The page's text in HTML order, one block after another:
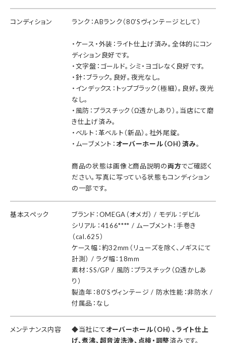
コンディション ランク：ABランク（80'Sヴィンテージとして）
・ケース・外装：ライト仕上げ済み。全体的にコン
ディション良好です。
・文字盤：ゴールド。シミ・ヨゴレなく良好です。
・針：ブラック。良好。夜光なし。
・インデックス：トップブラック（極細）。良好。夜光
なし。
・風防：プラスチック（Ω透かしあり）。当店にて磨
き仕上げ済み。
・ベルト：革ベルト（新品）。社外尾錠。
・ムーブメント： オーバーホール（OH）済み。
商品の状態は画像と商品説明の両方でご確認く
ださい。写真に写っている状態もコンディション
の一部です。
基本スペック
ブランド：OMEGA（オメガ） / モデル：デビル
シリアル：4166**** / ムーブメント：手巻き
（cal.625）
ケース幅：約32mm（リューズを除く、ノギスにて
計測） / ラグ幅：18mm
素材：SS/GP / 風防：プラスチック（Ω透かしあ
り）
製造年：80'Sヴィンテージ / 防水性能：非防水 /
付属品：なし
メンテナンス内容 ◆当社にてオーバーホール（OH）、ライト仕上
げ、煮沸、超音波洗浄、点検・調整済みです。